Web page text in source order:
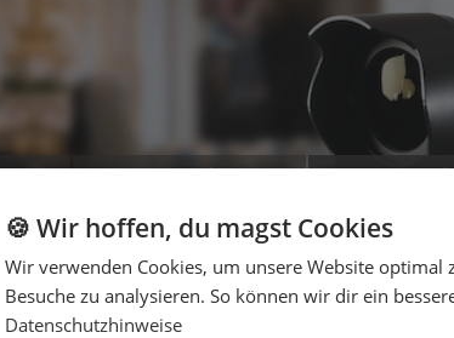
Livemusiker,
von 5
🍪 Wir hoffen, du magst Cookies
Wir verwenden Cookies, um unsere Website
Besuche zu analysieren. So können wir dir ein
Datenschutzhinweise